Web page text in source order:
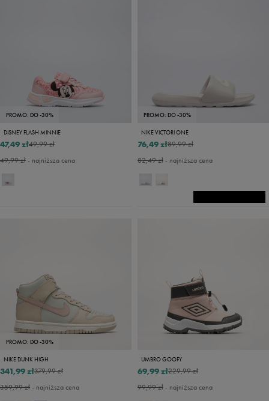
PROMO: DO -30%
DISNEY FLASH MINNIE
49,99 zł
47,49 zł
49,99 zł- najniższa cena
PROMO: DO -30%
NIKE VICTORI ONE
89,99 zł
76,49 zł
82,49 zł- najniższa cena
PROMO: DO -30%
NIKE DUNK HIGH
379,99 zł
341,99 zł
359,99 zł- najniższa cena
UMBRO GOOFY
229,99 zł
69,99 zł
99,99 zł- najniższa cena